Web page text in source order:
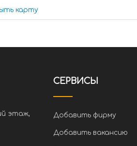
карту
этаж,
СЕРВИСЫ
Добавить фирму
Добавить вакансию